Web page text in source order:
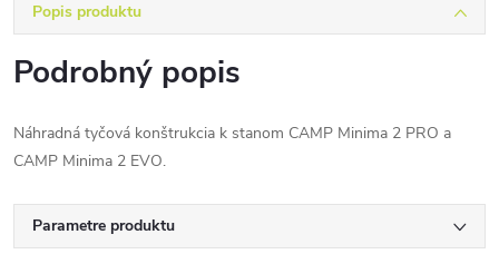
Popis produktu
Podrobný popis
Náhradná tyčová konštrukcia k stanom CAMP Minima 2 PRO a
CAMP Minima 2 EVO.
Parametre produktu